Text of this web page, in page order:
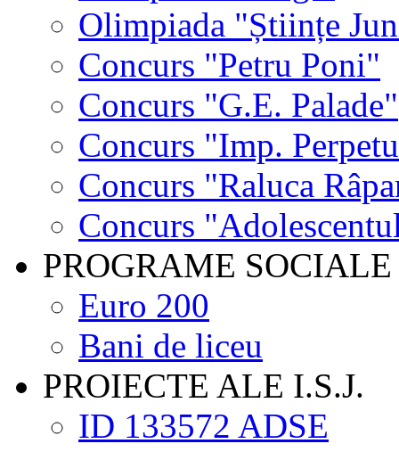
Olimpiada "Științe
Concurs "Petru Poni"
Concurs "G.E. Palade"
Concurs "Imp.
Concurs "Raluca
Concurs
PROGRAME SOCIALE
Euro 200
Bani de liceu
PROIECTE ALE I.S.J.
ID 133572 ADSE